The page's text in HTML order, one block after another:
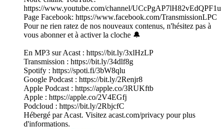
https://www.youtube.com/channel/
Page Facebook: https://www.facebook.com/TransmissionLPC
Pour ne rien ratez de nos nouveaux contenus, n'hésitez pas à
vous abonner et à activer la cloche 🔔
En MP3 sur Acast : https://bit.ly/3xlHzLP
Transmission : https://bit.ly/34dlf8g
Spotify : https://spoti.fi/3bW8qlu
Google Podcast : https://bit.ly/2Renjr8
Apple Podcast : https://apple.co/3RUKftb
Apple : https://apple.co/2V4EGfj
Podcloud : https://bit.ly/2RbjcfC
Hébergé par Acast. Visitez acast.com/privacy pour plus
d'informations.